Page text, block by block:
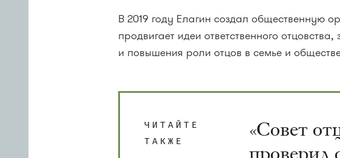
В 2019 году Елагин создал общественную
продвигает идеи ответственного
и повышения роли отцов в семье и
ЧИТАЙТЕ
ТАКЖЕ
«Совет
проверил